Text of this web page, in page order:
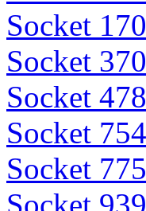
Socket
Socket 370
Socket 478
Socket 754
Socket 775
Socket 939